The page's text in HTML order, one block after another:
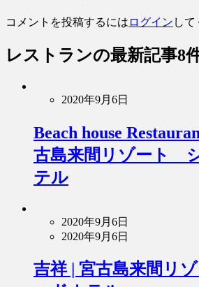
コメントを投稿するには ログイン して
レストランの最新記事8
2020年9月6日
Beach house
古島来間リゾート
テル
2020年9月6日
2020年9月6日
吉祥 | 宮古島来間リ